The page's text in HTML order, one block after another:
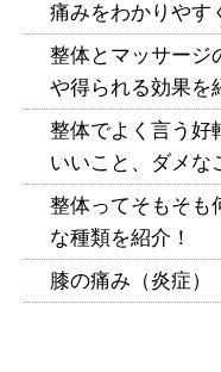
痛みをわかりやす
整体とマッサージ
や得られる効果を
整体でよく言う好
いいこと、ダメな
整体ってそもそも
な種類を紹介！
膝の痛み（炎症）